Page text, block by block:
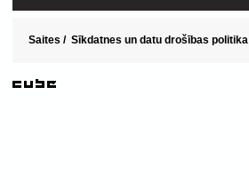
Saites / Sīkdatnes un datu drošības politika